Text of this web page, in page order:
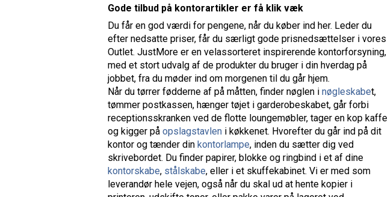
Gode tilbud på kontorartikler er få klik væk
Du får en god værdi for pengene, når du køber ind her. Leder du
efter nedsatte priser, får du særligt gode prisnedsættelser i vores
Outlet. JustMore er en velassorteret inspirerende kontorforsyning,
med et stort udvalg af de produkter du bruger i din hverdag på
jobbet, fra du møder ind om morgenen til du går hjem.
Når du tørrer fødderne af på måtten, finder nøglen i nøgleskabet,
tømmer postkassen, hænger tøjet i garderobeskabet, går forbi
receptionsskranken ved de flotte loungemøbler, tager en kop kaffe
og kigger på opslagstavlen i køkkenet. Hvorefter du går ind på dit
kontor og tænder din kontorlampe, inden du sætter dig ved
skrivebordet. Du finder papirer, blokke og ringbind i et af dine
kontorskabe, stålskabe, eller i et skuffekabinet. Vi er med som
leverandør hele vejen, også når du skal ud at hente kopier i